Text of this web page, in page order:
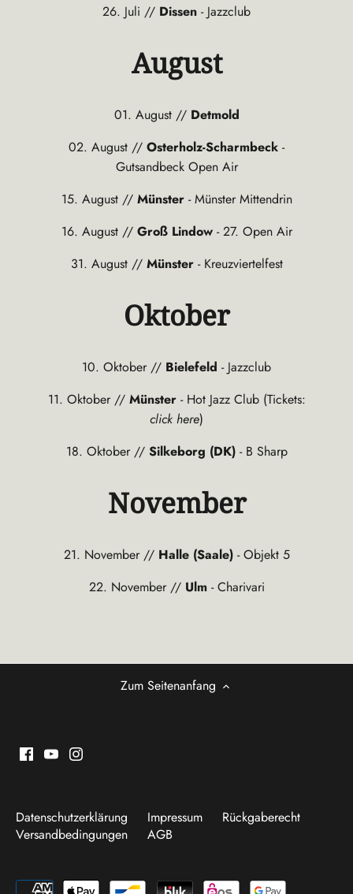
26. Juli // Dissen - Jazzclub
August
01. August // Detmold
02. August // Osterholz-Scharmbeck -
Gutsandbeck Open Air
15. August // Münster- Münster Mittendrin
16. August // Groß Lindow - 27. Open Air
31. August // Münster- Kreuzviertelfest
Oktober
10. Oktober // Bielefeld - Jazzclub
11. Oktober // Münster - Hot Jazz Club (Tickets:
click here)
18. Oktober // Silkeborg (DK)- B Sharp
November
21. November // Halle (Saale)- Objekt 5
22. November // Ulm- Charivari
Zum Seitenanfang
Datenschutzerklärung Impressum
Rückgaberecht
Versandbedingungen
AGB